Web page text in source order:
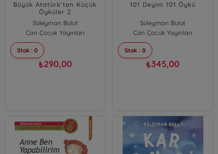
Büyük Atatürk'ten Küçük
Öyküler 2
Süleyman Bulut
Can Çocuk Yayınları
Stok : 0
₺290,00
101 Deyim 101 Öykü
Süleyman Bulut
Can Çocuk Yayınları
Stok : 0
₺345,00